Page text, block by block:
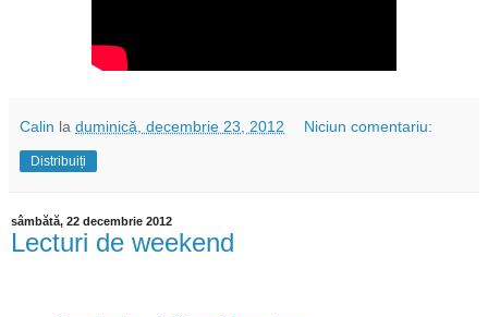
Calin la duminică, decembrie 23, 2012 Niciun comentariu:
Distribuiți
sâmbătă, 22 decembrie 2012
Lecturi de weekend